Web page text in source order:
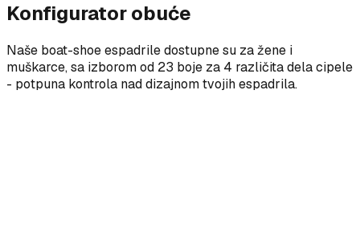
Konfigurator obuće
Naše boat-shoe espadrile dostupne su za žene i
muškarce, sa izborom od 23 boje za 4 različita dela cipele
- potpuna kontrola nad dizajnom tvojih espadrila.